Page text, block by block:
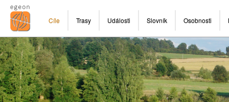
Cíle Trasy Události Slovník Osobnosti